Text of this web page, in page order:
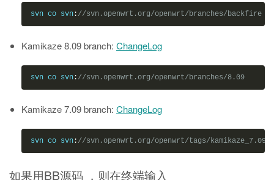
svn co svn : //svn.openwrt.org/openwrt/branches/backfire
Kamikaze 8.09 branch: ChangeLog
svn co svn : //svn.openwrt.org/openwrt/branches/8.09
Kamikaze 7.09 branch: ChangeLog
svn co svn : //svn.openwrt.org/openwrt/tags/kamikaze_7.09
如果用BB源码 ，则在终端输入